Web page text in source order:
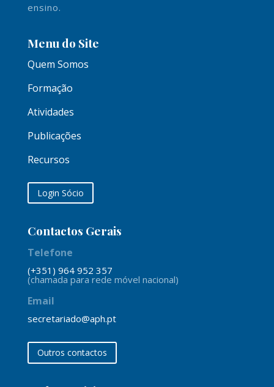
ensino.
Menu do Site
Quem Somos
Formação
Atividades
Publicações
Recursos
Login Sócio
Contactos Gerais
Telefone
(+351) 964 952 357
(chamada para rede móvel nacional)
Email
secretariado@aph.pt
Outros contactos